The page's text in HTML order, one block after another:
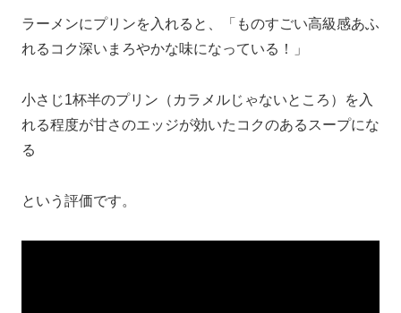
ラーメンにプリンを入れると、「ものすごい高級感あふ
れるコク深いまろやかな味になっている！」
小さじ1杯半のプリン（カラメルじゃないところ）を入
れる程度が甘さのエッジが効いたコクのあるスープにな
る
という評価です。